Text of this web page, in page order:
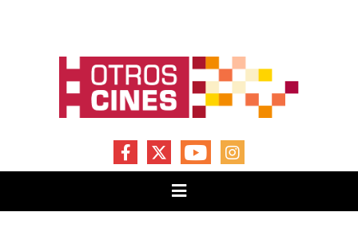
FACEBOOKYOUTUBEINSTAGRAM